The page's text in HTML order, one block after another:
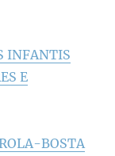
INFANTIS
E
BOSTA